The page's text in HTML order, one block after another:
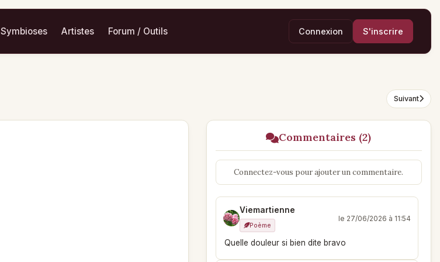
Symbioses Artistes Forum / Outils Connexion S'inscrire
Suivant
Commentaires (2)
Connectez-vous pour ajouter un commentaire.
Viemartienne
Poème
le 27/06/2026 à 11:54
Quelle douleur si bien dite bravo